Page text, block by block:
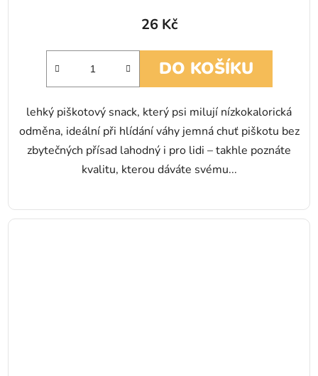
26 Kč
DO KOŠÍKU
lehký piškotový snack, který psi milují nízkokalorická
odměna, ideální při hlídání váhy jemná chuť piškotu bez
zbytečných přísad lahodný i pro lidi – takhle poznáte
kvalitu, kterou dáváte svému...